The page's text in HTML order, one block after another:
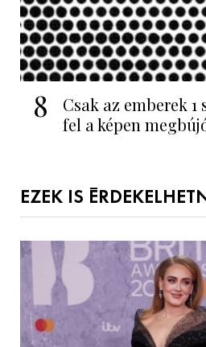
8
Csak az emberek
fel a képen
EZEK IS